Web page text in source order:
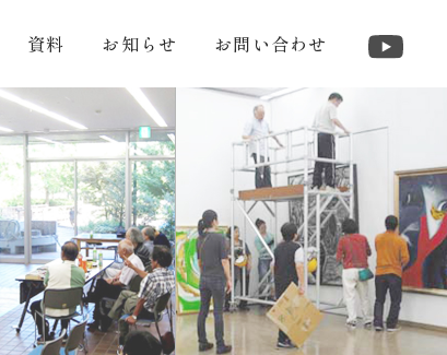
資料 お知らせ お問い合わせ